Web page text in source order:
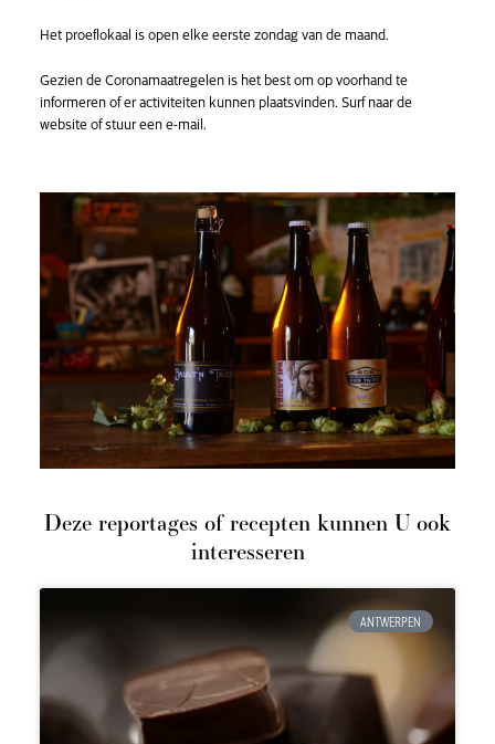
Het proeflokaal is open elke eerste zondag van de maand.
Gezien de Coronamaatregelen is het best om op voorhand te
informeren of er activiteiten kunnen plaatsvinden. Surf naar de
website of stuur een e-mail.
Deze reportages of recepten kunnen U ook
interesseren
ANTWERPEN